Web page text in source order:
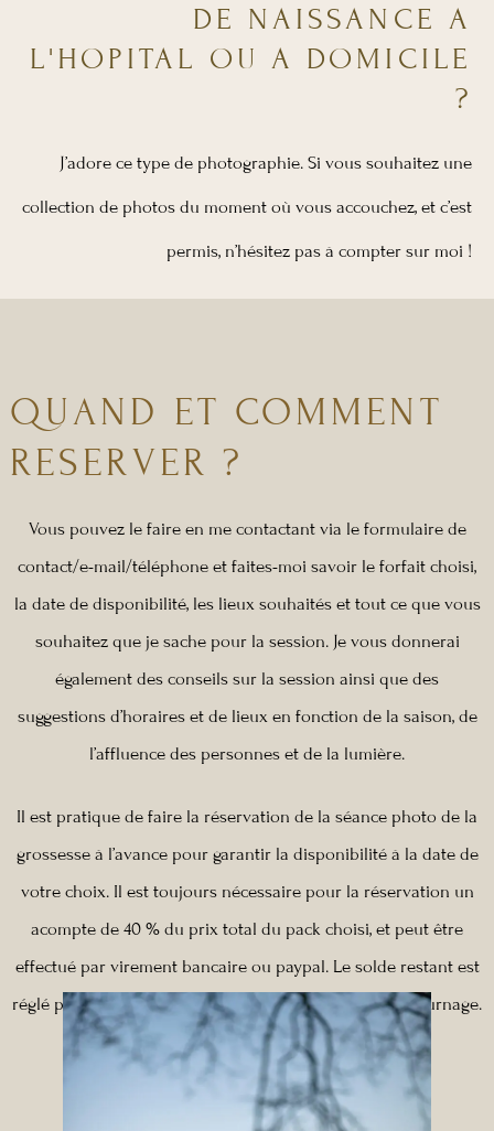
DE NAISSANCE A
L'HOPITAL OU A DOMICILE
?
J’adore ce type de photographie. Si vous souhaitez une
collection de photos du moment où vous accouchez, et c’est
permis, n’hésitez pas à compter sur moi !
QUAND ET COMMENT
RESERVER ?
Vous pouvez le faire en me contactant via le formulaire de
contact/e-mail/téléphone et faites-moi savoir le forfait choisi,
la date de disponibilité, les lieux souhaités et tout ce que vous
souhaitez que je sache pour la session. Je vous donnerai
également des conseils sur la session ainsi que des
suggestions d’horaires et de lieux en fonction de la saison, de
l’affluence des personnes et de la lumière.
Il est pratique de faire la réservation de la séance photo de la
grossesse à l’avance pour garantir la disponibilité à la date de
votre choix. Il est toujours nécessaire pour la réservation un
acompte de 40 % du prix total du pack choisi, et peut être
effectué par virement bancaire ou paypal. Le solde restant est
réglé par les mêmes moyens ou comptant à la fin du tournage.